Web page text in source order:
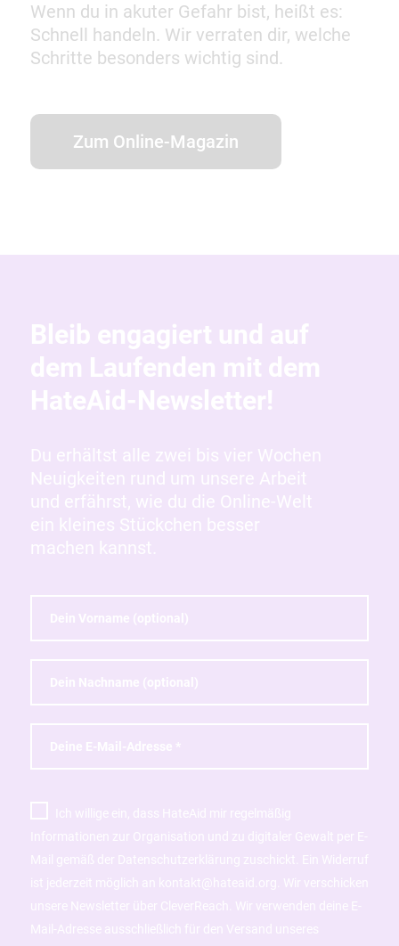
Wenn du in akuter Gefahr bist, heißt es:
Schnell handeln. Wir verraten dir, welche
Schritte besonders wichtig sind.
Zum Online-Magazin
Bleib engagiert und auf
dem Laufenden mit dem
HateAid-Newsletter!
Du erhältst alle zwei bis vier Wochen
Neuigkeiten rund um unsere Arbeit
und erfährst, wie du die Online-Welt
ein kleines Stückchen besser
machen kannst.
Ich willige ein, dass HateAid mir regelmäßig
Informationen zur Organisation und zu digitaler Gewalt per E-
Mail gemäß der Datenschutzerklärung zuschickt. Ein Widerruf
ist jederzeit möglich an kontakt@hateaid.org. Wir verschicken
unsere Newsletter über CleverReach. Wir verwenden deine E-
Mail-Adresse ausschließlich für den Versand unseres